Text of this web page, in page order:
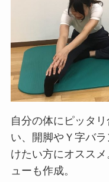
自分の体にピッタ
い、開脚やＹ字バ
けたい方にオスス
ューも作成。